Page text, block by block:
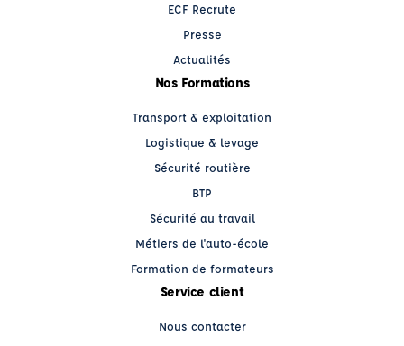
ECF Recrute
Presse
Actualités
Nos Formations
Transport & exploitation
Logistique & levage
Sécurité routière
BTP
Sécurité au travail
Métiers de l'auto-école
Formation de formateurs
Service client
Nous contacter